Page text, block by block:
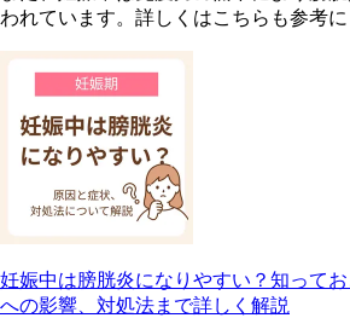
われています。詳しくはこちらも参考に
妊娠中は膀胱炎になりやすい？知って
への影響、対処法まで詳しく解説